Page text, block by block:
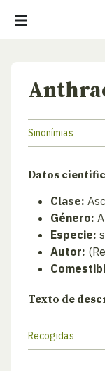
Sinonímias
Datos
Clase:
Género:
Especie:
Autor:
Texto de
Recogidas